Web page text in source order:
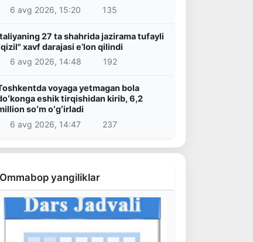
6 avg 2026, 15:20
135
27 ta shahrida jazirama tufayli
xavf darajasi e’lon qilindi
6 avg 2026, 14:48
192
voyaga yetmagan bola
eshik tirqishidan kirib, 6,2
soʻm oʻgʻirladi
6 avg 2026, 14:47
237
Ommabop yangiliklar